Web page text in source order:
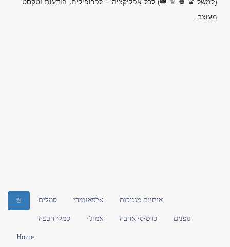
מעוצב.
♕ סמלים אלפאנומרי אותיות מגניבות
סמלי הבעה אמוג'י כרטיסי אהבה גופנים
Home